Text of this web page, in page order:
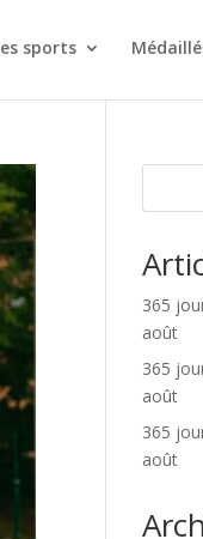
sports
365
août
365
août
365
août